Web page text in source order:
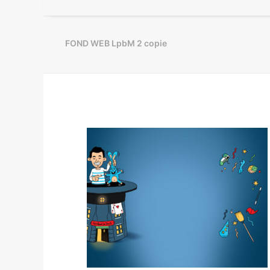
FOND WEB LpbM 2 copie